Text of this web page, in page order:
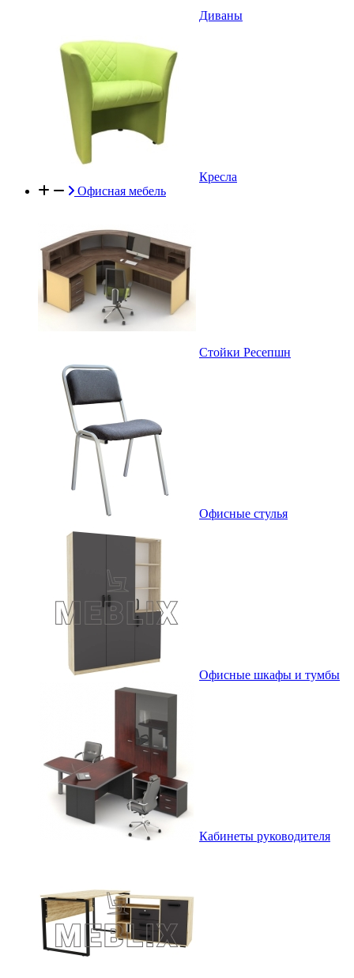
Диваны
Кресла
Офисная мебель
Стойки Ресепшн
Офисные стулья
Офисные шкафы и тумбы
Кабинеты руководителя